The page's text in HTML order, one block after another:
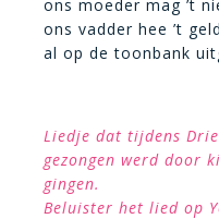
ons moeder mag ’t
ons vadder hee ’t geld
al op de toonbank
Liedje dat tijdens
gezongen werd door
gingen.
Beluister het lied op